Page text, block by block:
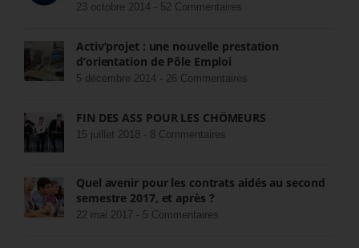
23 octobre 2014 - 52 Commentaires
Activ’projet : une nouvelle prestation
d’orientation de Pôle Emploi
5 décembre 2014 - 26 Commentaires
FIN DES ASS POUR LES CHÔMEURS
15 juillet 2018 - 8 Commentaires
Quel avenir pour les contrats aidés au second
semestre 2017, et après ?
22 mai 2017 - 5 Commentaires